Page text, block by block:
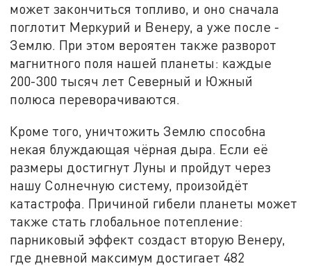
может закончиться топливо, и оно сначала
поглотит Меркурий и Венеру, а уже после -
Землю. При этом вероятен также разворот
магнитного поля нашей планеты: каждые
200-300 тысяч лет Северный и Южный
полюса переворачиваются.
Кроме того, уничтожить Землю способна
некая блуждающая чёрная дыра. Если её
размеры достигнут Луны и пройдут через
нашу Солнечную систему, произойдёт
катастрофа. Причиной гибели планеты может
также стать глобальное потепление:
парниковый эффект создаст вторую Венеру,
где дневной максимум достигает 482